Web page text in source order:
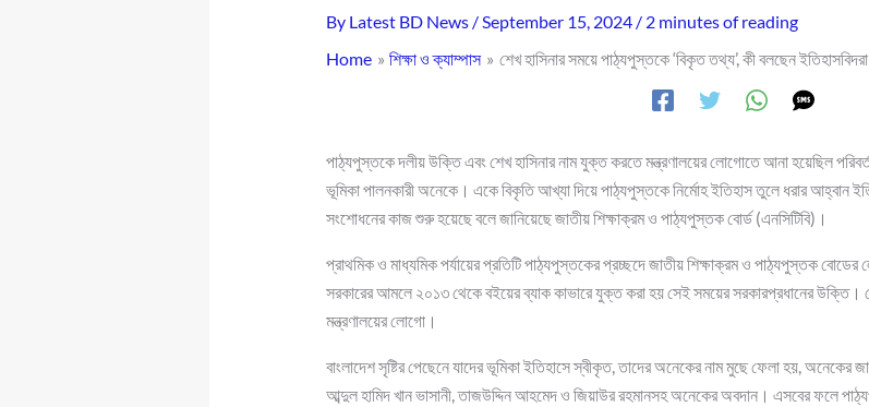
By Latest BD News /September 15, 2024 / 2 minutes of reading
Home
শিক্ষা ও ক্যাম্পাস শেখ হাসিনার সময়ে পাঠ্যপুস্তকে ‘বিকৃত তথ্য’, কী বলছেন ইতিহাসবিদরা
পাঠ্যপুস্তকে দলীয় উক্তি এবং শেখ হাসিনার নাম যুক্ত করতে মন্ত্রণালয়ের লোগোতে আনা হয়েছিল
ভূমিকা পালনকারী অনেকে। একে বিকৃতি আখ্যা দিয়ে পাঠ্যপুস্তকে নির্মোহ ইতিহাস তুলে ধরার আহ্বান
সংশোধনের কাজ শুরু হয়েছে বলে জানিয়েছে জাতীয় শিক্ষাক্রম ও পাঠ্যপুস্তক বোর্ড (এনসিটিবি)।
প্রাথমিক ও মাধ্যমিক পর্যায়ের প্রতিটি পাঠ্যপুস্তকের প্রচ্ছদে জাতীয় শিক্ষাক্রম ও পাঠ্যপুস্তক
সরকারের আমলে ২০১৩ থেকে বইয়ের ব্যাক কাভারে যুক্ত করা হয় সেই সময়ের সরকারপ্রধানের উক্তি।
মন্ত্রণালয়ের লোগো।
বাংলাদেশ সৃষ্টির পেছেনে যাদের ভূমিকা ইতিহাসে স্বীকৃত, তাদের অনেকের নাম মুছে ফেলা হয়,
আব্দুল হামিদ খান ভাসানী, তাজউদ্দিন আহমেদ ও জিয়াউর রহমানসহ অনেকের অবদান। এসবের ফলে